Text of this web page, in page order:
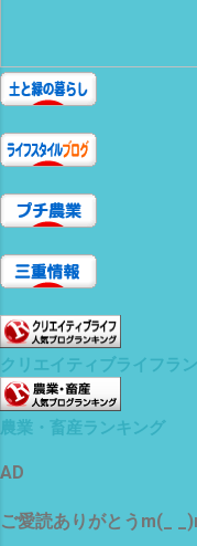
クリエイティブライフラ
農業・畜産ランキング
AD
ご愛読ありがとうm(_